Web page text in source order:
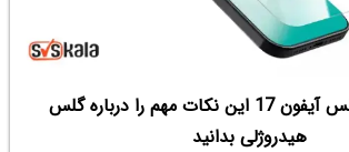
قبل از خرید گلس آیفون 17 این نکات مهم را درباره گلس
هیدروژلی بدانید